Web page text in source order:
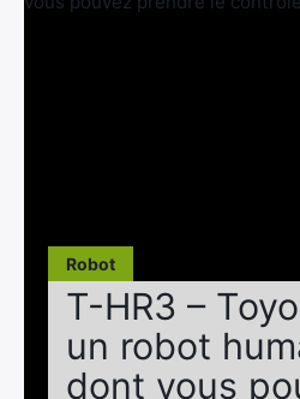
Robot
T-HR3 –
un robot
dont vous
CONTACT